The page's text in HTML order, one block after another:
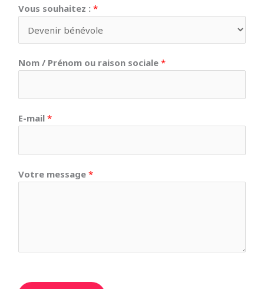
Vous souhaitez : *
Nom / Prénom ou raison sociale *
E-mail *
Votre message *